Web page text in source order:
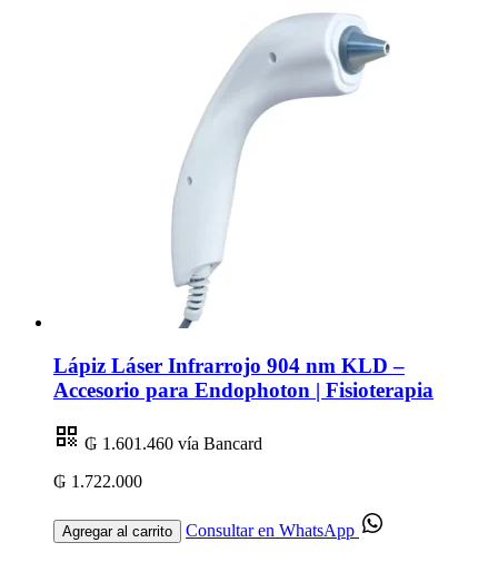
Lápiz Láser Infrarrojo 904 nm KLD –
Accesorio para Endophoton | Fisioterapia
₲ 1.601.460 vía Bancard
₲ 1.722.000
Agregar al carrito Consultar en WhatsApp